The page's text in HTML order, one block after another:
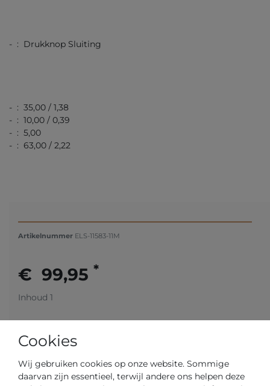
- : Drukknop Sluiting
- : 35,00 / 1,38
- : 10,00 / 0,39
- : 5,00
- : 63,00 / 2,22
Artikelnummer ELS-11583-11M
€ 99,95 *
Inhoud 1
Cookies
Wij gebruiken cookies op onze website. Sommige
daarvan zijn essentieel, terwijl andere ons helpen deze